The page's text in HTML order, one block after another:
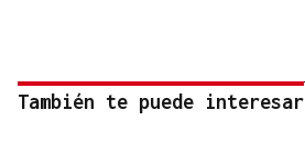
También te puede interesar